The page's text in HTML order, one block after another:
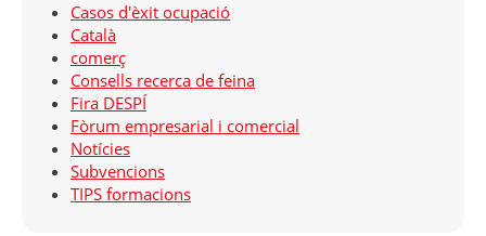
Casos d'èxit ocupació
Català
comerç
Consells recerca de feina
Fira DESPÍ
Fòrum empresarial i comercial
Notícies
Subvencions
TIPS formacions